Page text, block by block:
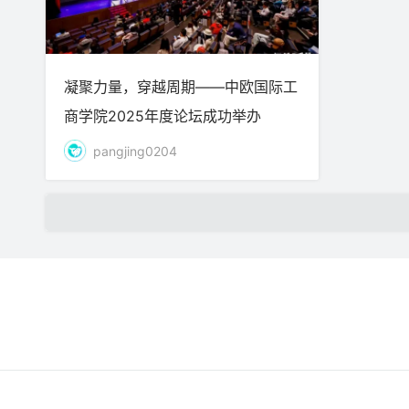
凝聚力量，穿越周期——中欧国际工
商学院2025年度论坛成功举办
pangjing0204